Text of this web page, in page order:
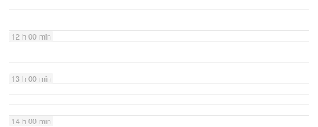
12 h 00 min
13 h 00 min
14 h 00 min